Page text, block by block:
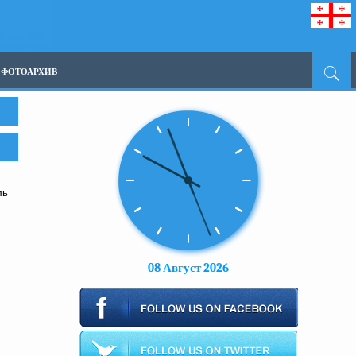
ФОТОАРХИВ
08 Август 2026